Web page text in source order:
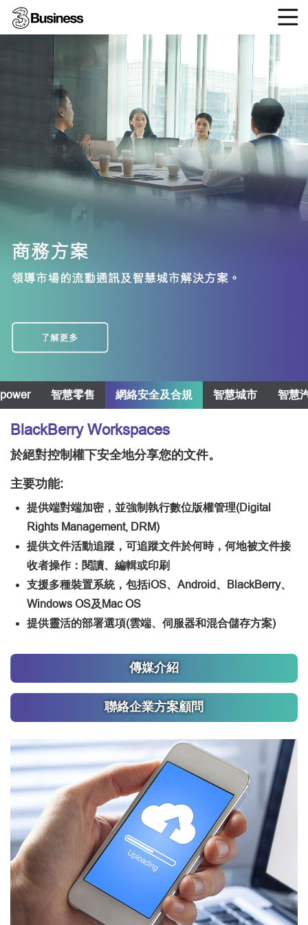
智慧零售 網絡安全及合規 智慧城市 智慧
BlackBerry Workspaces
於絕對控制權下安全地分享您的文件。
主要功能:
提供端對端加密，並強制執行數位版權管理(Digital
Rights Management, DRM)
提供文件活動追蹤，可追蹤文件於何時，何地被文件接
收者操作：閱讀、編輯或印刷
支援多種裝置系統，包括iOS、Android、BlackBerry、
Windows OS及Mac OS
提供靈活的部署選項(雲端、伺服器和混合儲存方案)
傳媒介紹
聯絡企業方案顧問